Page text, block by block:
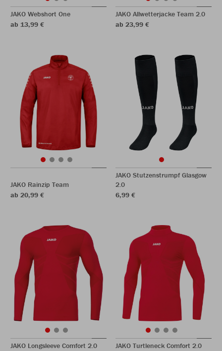
JAKO Webshort One
ab 13,99 €
JAKO Allwetterjacke Team 2.0
ab 23,99 €
JAKO Rainzip Team
ab 20,99 €
JAKO Stutzenstrumpf Glasgow
2.0
6,99 €
JAKO Longsleeve Comfort 2.0
JAKO Turtleneck Comfort 2.0